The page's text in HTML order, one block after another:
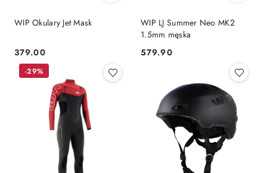
WIP Okulary Jet Mask
Cena:
379.00
WIP LJ Summer Neo MK2
1.5mm męska
Cena:
579.90
-29%